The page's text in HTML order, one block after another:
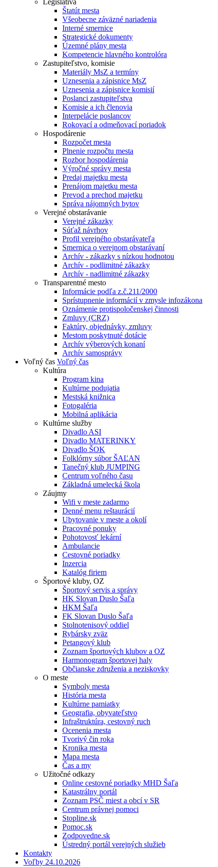
Legislatíva
Štatút mesta
Všeobecne záväzné nariadenia
Interné smernice
Strategické dokumenty
Územné plány mesta
Kompetencie hlavného kontrolóra
Zastupiteľstvo, komisie
Materiály MsZ a termíny
Uznesenia a zápisnice MsZ
Uznesenia a zápisnice komisií
Poslanci zastupiteľstva
Komisie a ich členovia
Interpelácie poslancov
Rokovací a odmeňovací poriadok
Hospodárenie
Rozpočet mesta
Plnenie rozpočtu mesta
Rozbor hospodárenia
Výročné správy mesta
Predaj majetku mesta
Prenájom majetku mesta
Prevod a prechod majetku
Správa nájomných bytov
Verejné obstarávanie
Verejné zákazky
Súťaž návrhov
Profil verejného obstarávateľa
Smernica o verejnom obstarávaní
Archív - zákazky s nízkou hodnotou
Archív - podlimitné zákazky
Archív - nadlimitné zákazky
Transparentné mesto
Informácie podľa z.č.211/2000
Sprístupnenie informácií v zmysle infozákona
Oznámenie protispoločenskej činnosti
Zmluvy (CRZ)
Faktúry, objednávky, zmluvy
Mestom poskytnuté dotácie
Archív výberových konaní
Archív samosprávy
Voľný čas Voľný čas
Kultúra
Program kina
Kultúrne podujatia
Mestská knižnica
Fotogaléria
Mobilná aplikácia
Kultúrne služby
Divadlo ASI
Divadlo MATERINKY
Divadlo ŠOK
Folklórny súbor ŠAĽAN
Tanečný klub JUMPING
Centrum voľného času
Základná umelecká škola
Záujmy
Wifi v meste zadarmo
Denné menu reštaurácií
Ubytovanie v meste a okolí
Pracovné ponuky
Pohotovosť lekární
Ambulancie
Cestovné poriadky
Inzercia
Katalóg firiem
Športové kluby, OZ
Športový servis a správy
HK Slovan Duslo Šaľa
HKM Šaľa
FK Slovan Duslo Šaľa
Stolnotenisový oddiel
Rybársky zväz
Petangový klub
Zoznam športových klubov a OZ
Harmonogram športovej haly
Občianske združenia a neziskovky
O meste
Symboly mesta
História mesta
Kultúrne pamiatky
Geografia, obyvateľstvo
Infraštruktúra, cestovný ruch
Ocenenia mesta
Tvorivý čin roka
Kronika mesta
Mapa mesta
Čas a my
Užitočné odkazy
Online cestovné poriadky MHD Šaľa
Katastrálny portál
Zoznam PSČ miest a obcí v SR
Centrum právnej pomoci
Stopline.sk
Pomoc.sk
Zodpovedne.sk
Ústredný portál verejných služieb
Kontakty
Voľby 24.10.2026